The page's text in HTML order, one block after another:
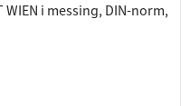
i messing, DIN-norm,